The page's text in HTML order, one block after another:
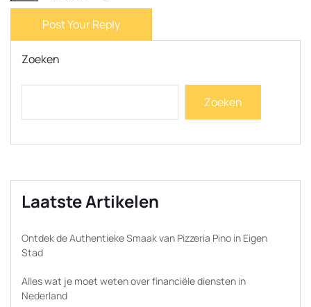
Post Your Reply
Zoeken
Zoeken
Laatste Artikelen
Ontdek de Authentieke Smaak van Pizzeria Pino in Eigen
Stad
Alles wat je moet weten over financiële diensten in
Nederland